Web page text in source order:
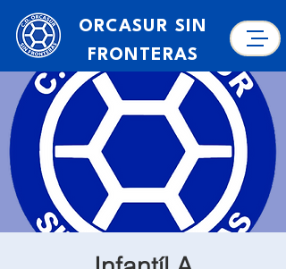
ORCASUR SIN
FRONTERAS